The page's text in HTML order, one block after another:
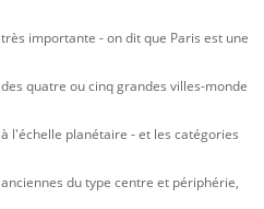
très importante - on dit que Paris est une
des quatre ou cinq grandes villes-monde
à l'échelle planétaire - et les catégories
anciennes du type centre et périphérie,